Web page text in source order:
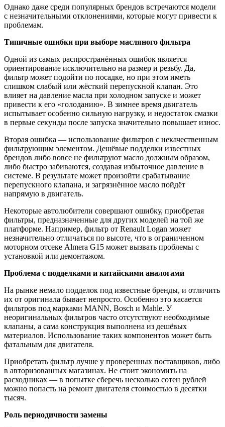
Однако даже среди популярных брендов встречаются модели
с незначительными отклонениями, которые могут привести к
проблемам.
Типичные ошибки при выборе масляного фильтра
Одной из самых распространённых ошибок является
ориентирование исключительно на размер и резьбу. Да,
фильтр может подойти по посадке, но при этом иметь
слишком слабый или жёсткий перепускной клапан. Это
влияет на давление масла при холодном запуске и может
привести к его «голоданию». В зимнее время двигатель
испытывает особенно сильную нагрузку, и недостаток смазки
в первые секунды после запуска значительно повышает износ.
Вторая ошибка — использование фильтров с некачественным
фильтрующим элементом. Дешёвые подделки известных
брендов либо вовсе не фильтруют масло должным образом,
либо быстро забиваются, создавая избыточное давление в
системе. В результате может произойти срабатывание
перепускного клапана, и загрязнённое масло пойдёт
напрямую в двигатель.
Некоторые автолюбители совершают ошибку, приобретая
фильтры, предназначенные для других моделей на той же
платформе. Например, фильтр от Renault Logan может
незначительно отличаться по высоте, что в ограниченном
моторном отсеке Almera G15 может вызвать проблемы с
установкой или демонтажом.
Проблема с подделками и китайскими аналогами
На рынке немало подделок под известные бренды, и отличить
их от оригинала бывает непросто. Особенно это касается
фильтров под марками MANN, Bosch и Mahle. У
неоригинальных фильтров часто отсутствуют необходимые
клапаны, а сама конструкция выполнена из дешёвых
материалов. Использование таких компонентов может быть
фатальным для двигателя.
Приобретать фильтр лучше у проверенных поставщиков, либо
в авторизованных магазинах. Не стоит экономить на
расходниках — в попытке сберечь несколько сотен рублей
можно попасть на ремонт двигателя стоимостью в десятки
тысяч.
Роль периодичности замены